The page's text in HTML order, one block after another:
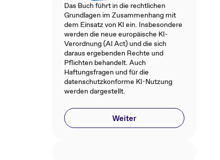
Das Buch führt in die rechtlichen
Grundlagen im Zusammenhang mit
dem Einsatz von KI ein. Insbesondere
werden die neue europäische KI-
Verordnung (AI Act) und die sich
daraus ergebenden Rechte und
Pflichten behandelt. Auch
Haftungsfragen und für die
datenschutzkonforme KI-Nutzung
werden dargestellt.
Weiter